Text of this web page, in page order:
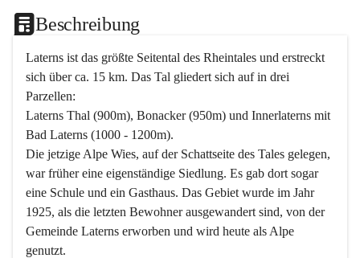
Beschreibung
Laterns ist das größte Seitental des Rheintales und erstreckt
sich über ca. 15 km. Das Tal gliedert sich auf in drei
Parzellen:
Laterns Thal (900m), Bonacker (950m) und Innerlaterns mit
Bad Laterns (1000 - 1200m).
Die jetzige Alpe Wies, auf der Schattseite des Tales gelegen,
war früher eine eigenständige Siedlung. Es gab dort sogar
eine Schule und ein Gasthaus. Das Gebiet wurde im Jahr
1925, als die letzten Bewohner ausgewandert sind, von der
Gemeinde Laterns erworben und wird heute als Alpe
genutzt.